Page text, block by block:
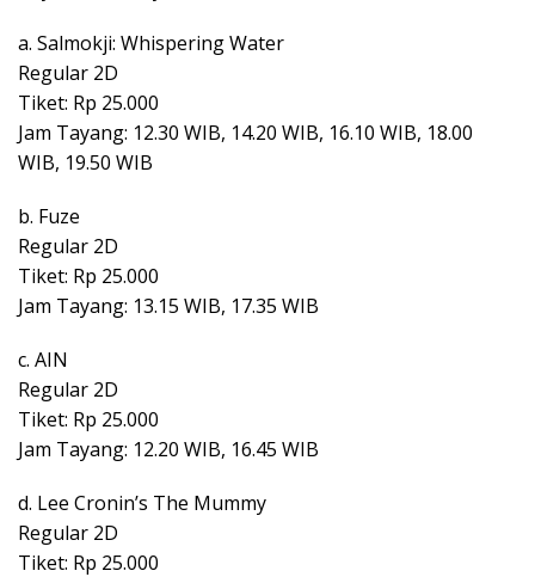
a. Salmokji: Whispering Water
Regular 2D
Tiket: Rp 25.000
Jam Tayang: 12.30 WIB, 14.20 WIB, 16.10 WIB, 18.00
WIB, 19.50 WIB
b. Fuze
Regular 2D
Tiket: Rp 25.000
Jam Tayang: 13.15 WIB, 17.35 WIB
c. AIN
Regular 2D
Tiket: Rp 25.000
Jam Tayang: 12.20 WIB, 16.45 WIB
d. Lee Cronin’s The Mummy
Regular 2D
Tiket: Rp 25.000